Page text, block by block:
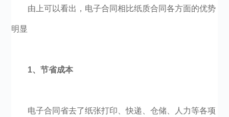
由上可以看出，电子合同相比纸质合同各方面的优势
明显
1、节省成本
电子合同省去了纸张打印、快递、仓储、人力等各项